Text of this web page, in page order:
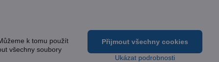
k tomu použít
všechny soubory
Ukázat podrobnosti
Přijmout všechny cookies